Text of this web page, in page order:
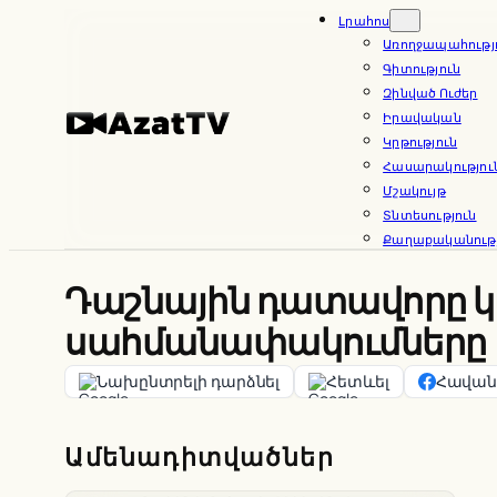
Լրահոս
Գիտություն
Զինված Ուժեր
Իրավական
Կրթություն
Մշակույթ
Տնտեսություն
Դաշնային դատավորը
սահմանափակումները
Նախընտրելի դարձնել Հետևել
Ամենադիտվածներ